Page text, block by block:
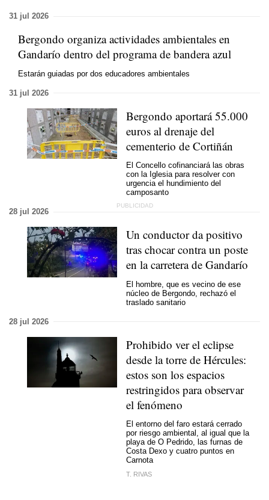
31 jul 2026
Bergondo organiza actividades ambientales en
Gandarío dentro del programa de bandera azul
Estarán guiadas por dos educadores ambientales
31 jul 2026
Bergondo aportará 55.000
euros al drenaje del
cementerio de Cortiñán
El Concello cofinanciará las obras
con la Iglesia para resolver con
urgencia el hundimiento del
camposanto
28 jul 2026
Un conductor da positivo
tras chocar contra un poste
en la carretera de Gandarío
El hombre, que es vecino de ese
núcleo de Bergondo, rechazó el
traslado sanitario
28 jul 2026
Prohibido ver el eclipse
desde la torre de Hércules:
estos son los espacios
restringidos para observar
el fenómeno
El entorno del faro estará cerrado
por riesgo ambiental, al igual que la
playa de O Pedrido, las furnas de
Costa Dexo y cuatro puntos en
Carnota
T. RIVAS